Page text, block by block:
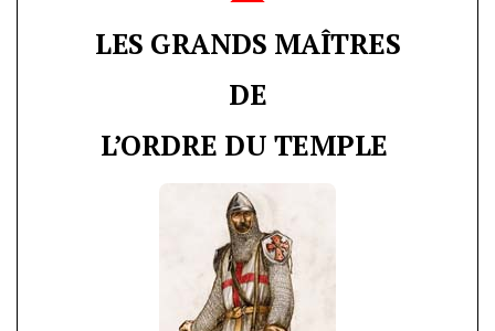
LES GRANDS MAÎTRES
DE
L’ORDRE DU TEMPLE